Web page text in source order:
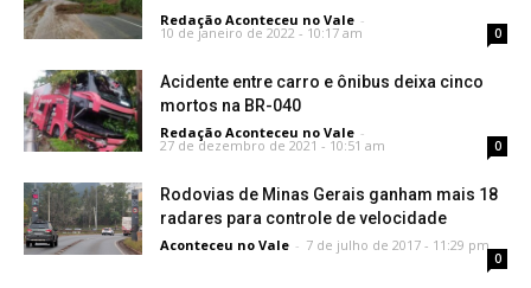
Redação Aconteceu no Vale -
10 de janeiro de 2022 - 10:17 am 0
Acidente entre carro e ônibus deixa cinco
mortos na BR-040
Redação Aconteceu no Vale -
27 de dezembro de 2021 - 10:51 am 0
Rodovias de Minas Gerais ganham mais 18
radares para controle de velocidade
Aconteceu no Vale - 7 de julho de 2017 - 11:29 pm
0